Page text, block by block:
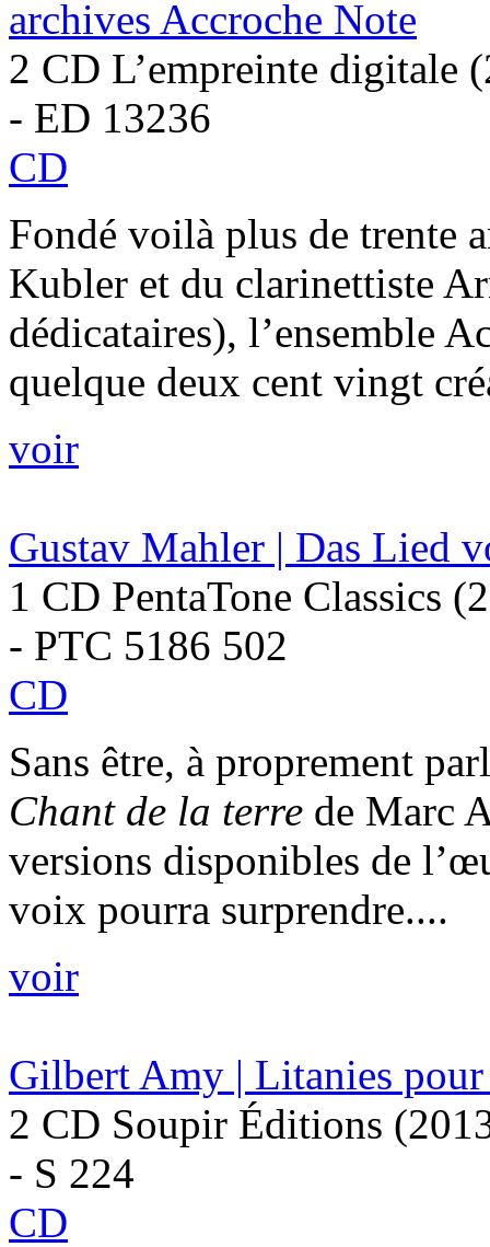
archives Accroche Note
2 CD L’empreinte digitale
- ED 13236
CD
Fondé voilà plus de trente
Kubler et du clarinettiste
dédicataires), l’ensemble
quelque deux cent vingt
voir
Gustav Mahler | Das Lied
1 CD PentaTone Classics
- PTC 5186 502
CD
Sans être, à proprement
Chant de la terre de Marc
versions disponibles de
voix pourra surprendre....
voir
Gilbert Amy | Litanies
2 CD Soupir Éditions
- S 224
CD